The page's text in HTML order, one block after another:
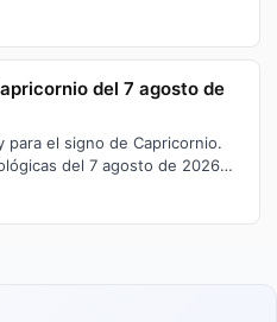
del 7 agosto de
el signo de Capricornio.
del 7 agosto de 2026